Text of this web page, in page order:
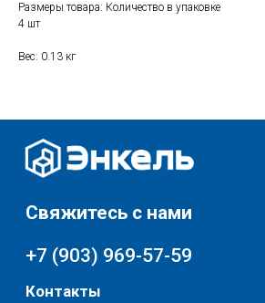
Размеры товара: Количество в упаковке
4 шт
Вес: 0.13 кг
Мебель
Текстиль для дома
Разное
Скидки и акции
О нас
Соцсети:
Почта:
г. Москва
ул. Поляны 8, ТЦ «ВИВА»